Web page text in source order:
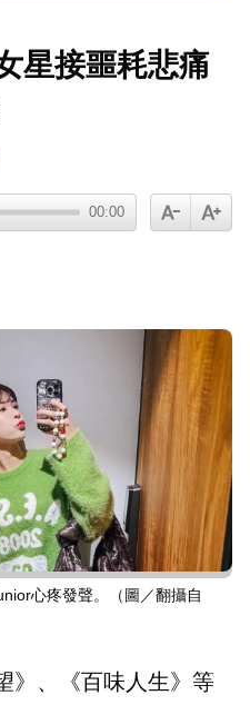
星接噩耗悲痛
00:00
心疼發聲。（圖／翻攝自
》、《百味人生》等